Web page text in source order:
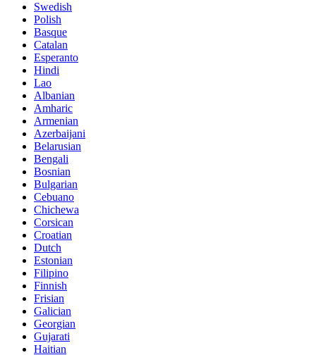
Swedish
Polish
Basque
Catalan
Esperanto
Hindi
Lao
Albanian
Amharic
Armenian
Azerbaijani
Belarusian
Bengali
Bosnian
Bulgarian
Cebuano
Chichewa
Corsican
Croatian
Dutch
Estonian
Filipino
Finnish
Frisian
Galician
Georgian
Gujarati
Haitian